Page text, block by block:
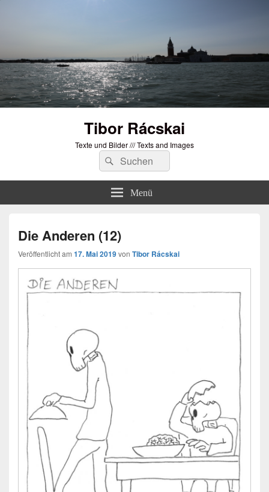
Tibor Rácskai
Texte und Bilder /// Texts and Images
Suchen
nach:
Suchen
Menü
Die Anderen (12)
Veröffentlicht am 17. Mai 2019von Tibor Rácskai